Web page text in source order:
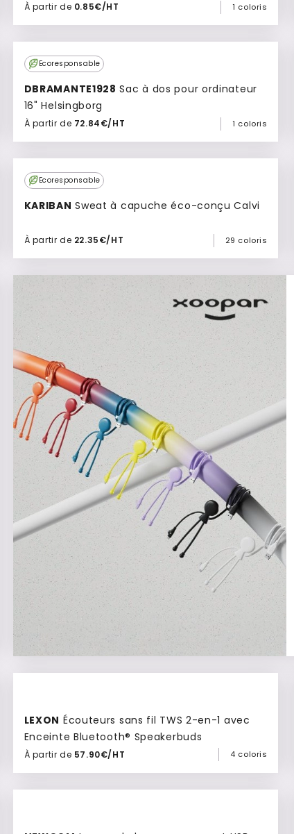
À partir de 0.85€/HT 1 coloris
Ajouter à mon devis
Ecoresponsable
DBRAMANTE1928 Sac à dos pour ordinateur
16" Helsingborg
À partir de 72.84€/HT 1 coloris
Ajouter à mon devis
Culte
Ecoresponsable
KARIBAN Sweat à capuche éco-conçu Calvi
À partir de 22.35€/HT 29 coloris
Ajouter à mon devis
LEXON
Enceinte Bluetooth® Speakerbuds
À partir de 57.90€/HT 4 coloris
Ajouter à mon devis